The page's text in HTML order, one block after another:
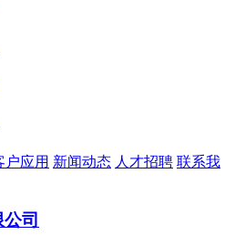
户应用 新闻动态 人才招聘 联系我